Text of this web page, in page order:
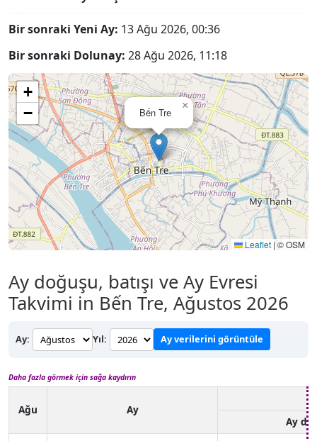
Bir sonraki Yeni Ay: 13 Ağu 2026, 00:36
Bir sonraki Dolunay: 28 Ağu 2026, 11:18
Bến Tre
×
+
−
Leaflet | © OSM
Ay doğuşu, batışı ve Ay Evresi
Takvimi in Bến Tre, Ağustos 2026
Ay: Yıl: Ay verilerini görüntüle
Daha fazla görmek için sağa kaydırın
Ağu
Ay
Ay